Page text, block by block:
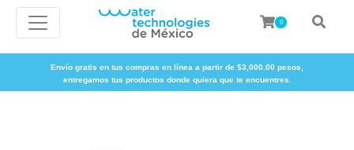
0
Envío gratis en tus compras en línea a partir de $3,000.00 pesos,
entregamos tus productos donde quiera que te encuentres.